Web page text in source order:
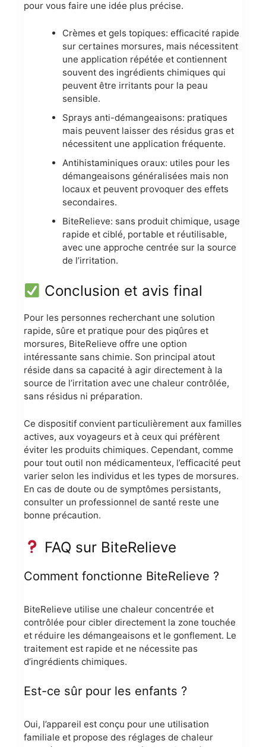
pour vous faire une idée plus précise.
Crèmes et gels topiques: efficacité rapide
sur certaines morsures, mais nécessitent
une application répétée et contiennent
souvent des ingrédients chimiques qui
peuvent être irritants pour la peau
sensible.
Sprays anti-démangeaisons: pratiques
mais peuvent laisser des résidus gras et
nécessitent une application fréquente.
Antihistaminiques oraux: utiles pour les
démangeaisons généralisées mais non
locaux et peuvent provoquer des effets
secondaires.
BiteRelieve: sans produit chimique, usage
rapide et ciblé, portable et réutilisable,
avec une approche centrée sur la source
de l’irritation.
Conclusion et avis final
Pour les personnes recherchant une solution
rapide, sûre et pratique pour des piqûres et
morsures, BiteRelieve offre une option
intéressante sans chimie. Son principal atout
réside dans sa capacité à agir directement à la
source de l’irritation avec une chaleur contrôlée,
sans résidus ni préparation.
Ce dispositif convient particulièrement aux familles
actives, aux voyageurs et à ceux qui préfèrent
éviter les produits chimiques. Cependant, comme
pour tout outil non médicamenteux, l’efficacité peut
varier selon les individus et les types de morsures.
En cas de doute ou de symptômes persistants,
consulter un professionnel de santé reste une
bonne précaution.
FAQ sur BiteRelieve
Comment fonctionne BiteRelieve ?
BiteRelieve utilise une chaleur concentrée et
contrôlée pour cibler directement la zone touchée
et réduire les démangeaisons et le gonflement. Le
traitement est rapide et ne nécessite pas
d’ingrédients chimiques.
Est-ce sûr pour les enfants ?
Oui, l’appareil est conçu pour une utilisation
familiale et propose des réglages de chaleur